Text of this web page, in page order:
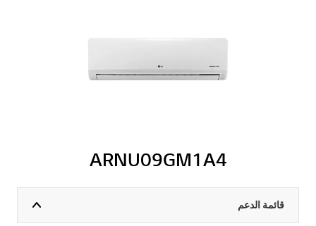
ARNU09GM1A4
قائمة الدعم